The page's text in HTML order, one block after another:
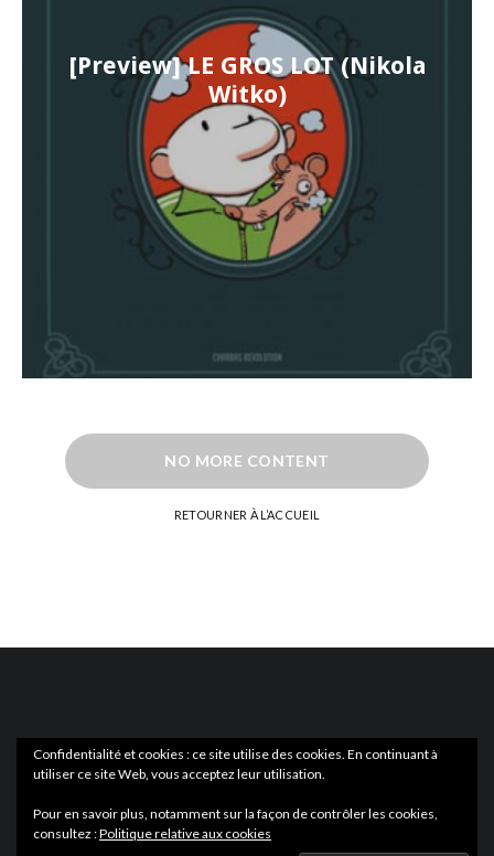
[Preview] LE GROS LOT (Nikola
Witko)
NO MORE CONTENT
RETOURNER À L’ACCUEIL
Confidentialité et cookies : ce site utilise des cookies. En continuant à
utiliser ce site Web, vous acceptez leur utilisation.
Pour en savoir plus, notamment sur la façon de contrôler les cookies,
consultez :Politique relative aux cookies